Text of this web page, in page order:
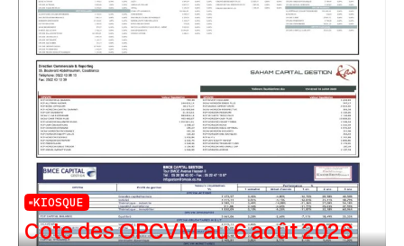
KIOSQUE
Cote des OPCVM au 6 août 2026